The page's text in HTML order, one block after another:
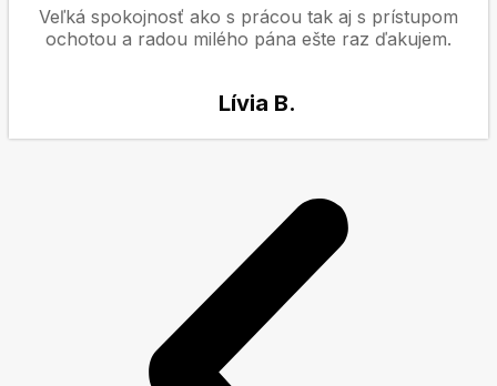
Veľká spokojnosť ako s prácou tak aj s prístupom
ochotou a radou milého pána ešte raz ďakujem.
Lívia B.